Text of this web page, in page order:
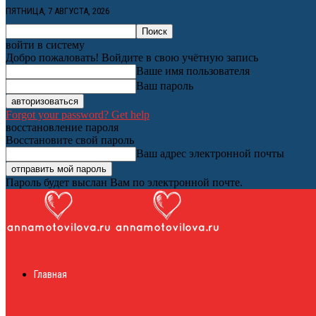
ПЯТНИЦА, 7 АВГУСТА, 2026
войти в систему
Добро пожаловать! Войдите в свою учётную запись
Ваше имя пользователя
Ваш пароль
Forgot your password? Get help
восстановление пароля
Восстановите свой пароль
Ваш адрес электронной почты
Пароль будет выслан Вам по электронной почте.
Главная